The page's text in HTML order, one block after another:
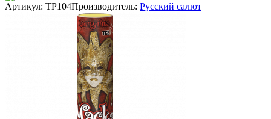
Артикул: ТР104Производитель: Русский салют